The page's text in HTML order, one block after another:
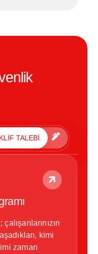
TALEBİ
kimi
zaman